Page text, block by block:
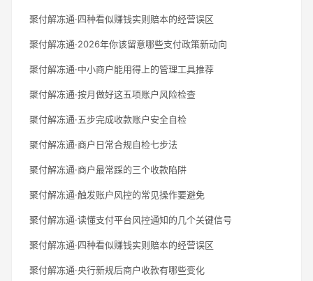
聚付解冻通·四种看似赚钱实则赔本的经营误区
聚付解冻通·2026年你该留意哪些支付政策新动向
聚付解冻通·中小商户能用得上的管理工具推荐
聚付解冻通·按月做好这五项账户风险检查
聚付解冻通·五步完成收款账户安全自检
聚付解冻通·商户日常合规自检七步法
聚付解冻通·商户最常踩的三个收款陷阱
聚付解冻通·触发账户风控的常见操作要避免
聚付解冻通·读懂支付平台风控通知的几个关键信号
聚付解冻通·四种看似赚钱实则赔本的经营误区
聚付解冻通·央行新规后商户收款有哪些变化